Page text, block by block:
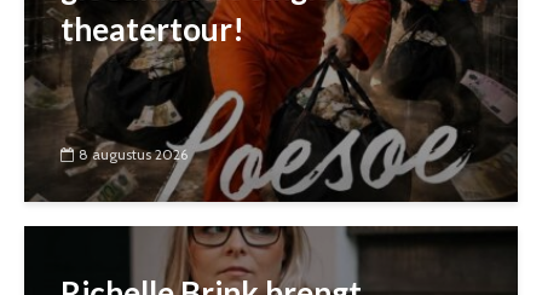
theatertour!
8 augustus 2026